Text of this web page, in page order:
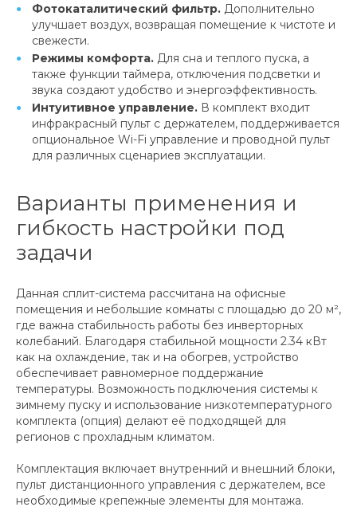
Фотокаталитический фильтр. Дополнительно
улучшает воздух, возвращая помещение к чистоте и
свежести.
Режимы комфорта. Для сна и теплого пуска, а
также функции таймера, отключения подсветки и
звука создают удобство и энергоэффективность.
Интуитивное управление. В комплект входит
инфракрасный пульт с держателем, поддерживается
опциональное Wi-Fi управление и проводной пульт
для различных сценариев эксплуатации.
Варианты применения и
гибкость настройки под
задачи
Данная сплит-система рассчитана на офисные
помещения и небольшие комнаты с площадью до 20 м²,
где важна стабильность работы без инверторных
колебаний. Благодаря стабильной мощности 2.34 кВт
как на охлаждение, так и на обогрев, устройство
обеспечивает равномерное поддержание
температуры. Возможность подключения системы к
зимнему пуску и использование низкотемпературного
комплекта (опция) делают её подходящей для
регионов с прохладным климатом.
Комплектация включает внутренний и внешний блоки,
пульт дистанционного управления с держателем, все
необходимые крепежные элементы для монтажа.